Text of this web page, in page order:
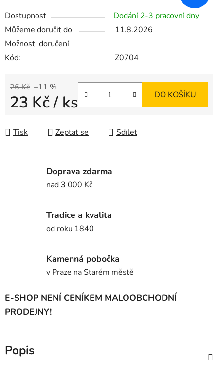
Dostupnost
Dodání 2-3 pracovní dny
Můžeme doručit do:
11.8.2026
Možnosti doručení
Kód:
Z0704
26 Kč –11 %
23 Kč/ ks DO KOŠÍKU
Tisk Zeptat se Sdílet
Doprava zdarma
nad 3 000 Kč
Tradice a kvalita
od roku 1840
Kamenná pobočka
v Praze na Starém městě
E-SHOP NENÍ CENÍKEM MALOOBCHODNÍ
PRODEJNY!
Popis